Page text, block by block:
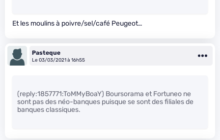
Et les moulins à poivre/sel/café Peugeot…
Pasteque
Le 03/03/2021 à 16h55
(reply:1857771:ToMMyBoaY) Boursorama et Fortuneo ne
sont pas des néo-banques puisque se sont des filiales de
banques classiques.